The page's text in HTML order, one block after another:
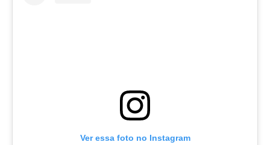
Ver essa foto no Instagram